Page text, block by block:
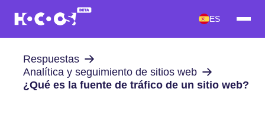
ES
Respuestas
Analítica y seguimiento de sitios web
¿Qué es la fuente de tráfico de un sitio web?